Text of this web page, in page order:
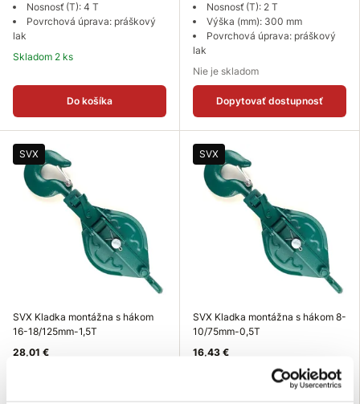
Nosnosť (T): 4 T
Povrchová úprava: práškový
lak
Skladom 2 ks
Do košíka
Nosnosť (T): 2 T
Výška (mm): 300 mm
Povrchová úprava: práškový
lak
Nie je skladom
Dopytovať dostupnosť
SVX
SVX Kladka montážna s hákom
16-18/125mm-1,5T
28,01 €
SVX
SVX Kladka montážna s hákom 8-
10/75mm-0,5T
16,43 €
Nosnosť (T): 0,5 T
Výška (mm): 150 mm